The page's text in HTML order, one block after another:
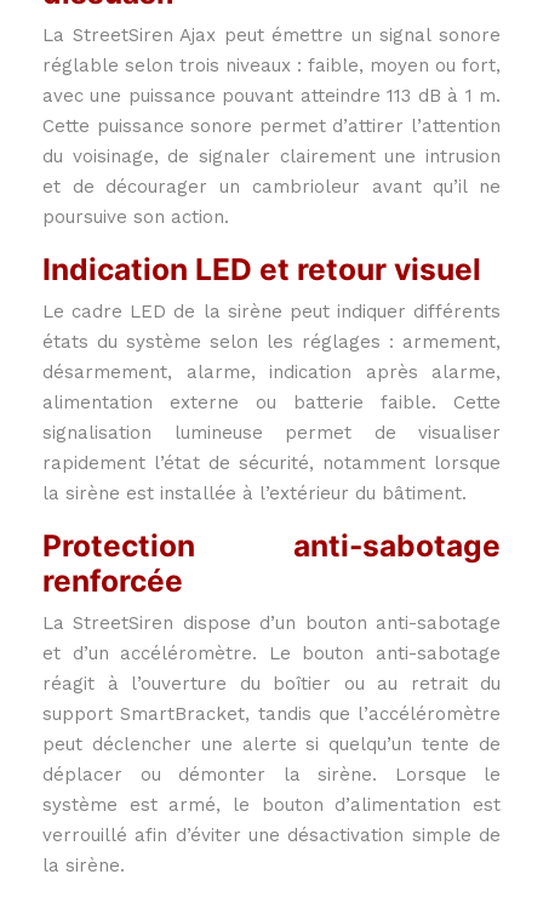
La StreetSiren Ajax peut émettre un signal sonore
réglable selon trois niveaux : faible, moyen ou fort,
avec une puissance pouvant atteindre 113 dB à 1 m.
Cette puissance sonore permet d’attirer l’attention
du voisinage, de signaler clairement une intrusion
et de décourager un cambrioleur avant qu’il ne
poursuive son action.
Indication LED et retour visuel
Le cadre LED de la sirène peut indiquer différents
états du système selon les réglages : armement,
désarmement, alarme, indication après alarme,
alimentation externe ou batterie faible. Cette
signalisation lumineuse permet de visualiser
rapidement l’état de sécurité, notamment lorsque
la sirène est installée à l’extérieur du bâtiment.
Protection anti-sabotage
renforcée
La StreetSiren dispose d’un bouton anti-sabotage
et d’un accéléromètre. Le bouton anti-sabotage
réagit à l’ouverture du boîtier ou au retrait du
support SmartBracket, tandis que l’accéléromètre
peut déclencher une alerte si quelqu’un tente de
déplacer ou démonter la sirène. Lorsque le
système est armé, le bouton d’alimentation est
verrouillé afin d’éviter une désactivation simple de
la sirène.